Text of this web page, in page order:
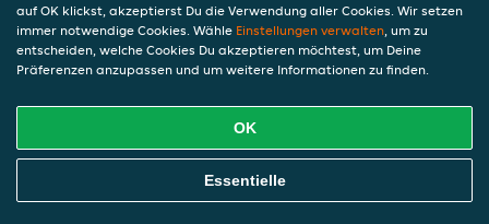
auf OK klickst, akzeptierst Du die Verwendung aller Cookies. Wir setzen
immer notwendige Cookies. Wähle Einstellungen verwalten, um zu
entscheiden, welche Cookies Du akzeptieren möchtest, um Deine
Präferenzen anzupassen und um weitere Informationen zu finden.
OK
Essentielle